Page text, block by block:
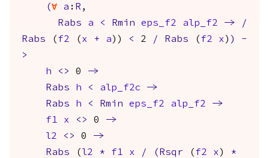
(forall a : R ,
Rabs
a < Rmin eps_f2 alp_f2 ->
/
Rabs ( f2 ( x + a )) < 2 / Rabs ( f2 x ) )
-
>
h
<> 0 ->
Rabs
h < alp_f2c
->
Rabs
h < Rmin eps_f2 alp_f2
->
f1
x <> 0 ->
l2
<> 0 ->
Rabs ( l2 * f1 x / ( Rsqr ( f2 x )
*